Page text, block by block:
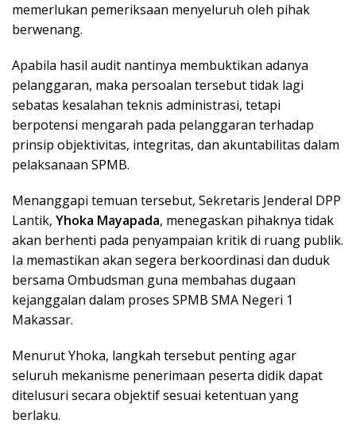
memerlukan pemeriksaan menyeluruh oleh pihak
berwenang.
Apabila hasil audit nantinya membuktikan adanya
pelanggaran, maka persoalan tersebut tidak lagi
sebatas kesalahan teknis administrasi, tetapi
berpotensi mengarah pada pelanggaran terhadap
prinsip objektivitas, integritas, dan akuntabilitas dalam
pelaksanaan SPMB.
Menanggapi temuan tersebut, Sekretaris Jenderal DPP
Lantik, Yhoka Mayapada, menegaskan pihaknya tidak
akan berhenti pada penyampaian kritik di ruang publik.
Ia memastikan akan segera berkoordinasi dan duduk
bersama Ombudsman guna membahas dugaan
kejanggalan dalam proses SPMB SMA Negeri 1
Makassar.
Menurut Yhoka, langkah tersebut penting agar
seluruh mekanisme penerimaan peserta didik dapat
ditelusuri secara objektif sesuai ketentuan yang
berlaku.